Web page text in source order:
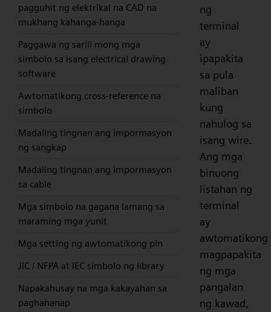
pagguhit ng elektrikal na CAD na
mukhang kahanga-hanga
Paggawa ng sarili mong mga
simbolo sa isang electrical drawing
software
Awtomatikong cross-reference na
simbolo
Madaling tingnan ang impormasyon
ng sangkap
Madaling tingnan ang impormasyon
sa cable
Mga simbolo na gagana lamang sa
maraming mga yunit
Mga setting ng awtomatikong pin
JIC / NFPA at IEC simbolo ng library
Napakahusay na mga kakayahan sa
paghahanap
ng
terminal
ay
ipapakita
sa pula
maliban
kung
nahulog sa
isang wire.
Ang mga
binuong
listahan ng
terminal
ay
awtomatikong
magpapakita
ng mga
pangalan
ng kawad,